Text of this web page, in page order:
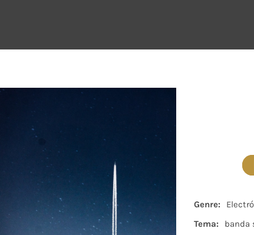
Genre:
Tema:
banda